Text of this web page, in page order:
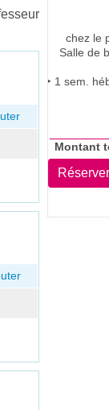
chez le
Salle de
1 sem.
Montant
Réserver